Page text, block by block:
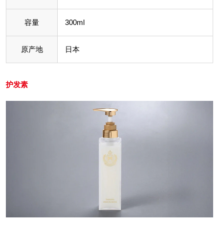
容量 300ml
原产地 日本
护发素